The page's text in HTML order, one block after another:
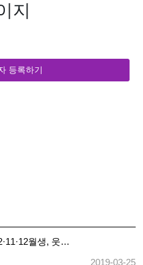
지
등록하기
월생, 웃…
2019-03-25